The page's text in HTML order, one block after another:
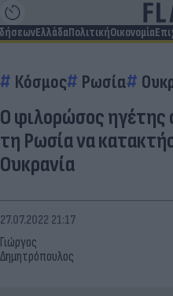
ΕλλάδαΠολιτικήΟικονομία
Κόσμος Ρωσία
Ο φιλορώσος ηγέτης
τη Ρωσία να
Ουκρανία
Γιώργος
Δημητρόπουλος
27.07.2022 21:17